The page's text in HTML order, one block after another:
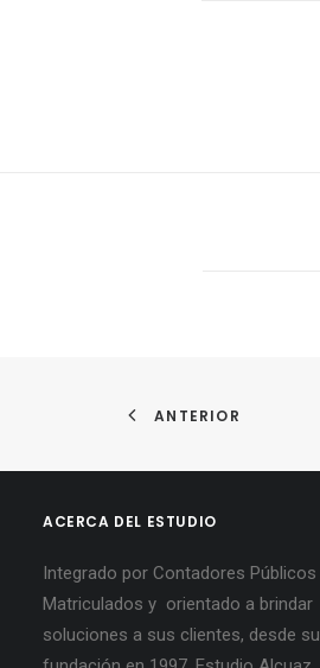
ANTERIOR
ACERCA DEL ESTUDIO
Integrado por Contadores Públicos
Matriculados y orientado a brindar
soluciones a sus clientes, desde su